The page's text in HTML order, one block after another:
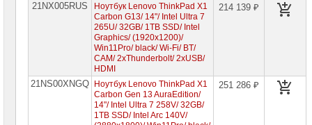
21NX005RUS
Ноутбук Lenovo ThinkPad X1
Carbon G13/ 14"/ Intel Ultra 7
265U/ 32GB/ 1TB SSD/ Intel
Graphics/ (1920x1200)/
Win11Pro/ black/ Wi-Fi/ BT/
CAM/ 2xThunderbolt/ 2xUSB/
HDMI
214 139 ₽
21NS00XNGQ
Ноутбук Lenovo ThinkPad X1
Carbon Gen 13 AuraEdition/
14"/ Intel Ultra 7 258V/ 32GB/
1TB SSD/ Intel Arc 140V/
251 286 ₽